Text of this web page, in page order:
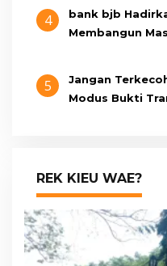
4
bank bjb
Membangun
5
Jangan
Modus Bukti
REK KIEU WAE?